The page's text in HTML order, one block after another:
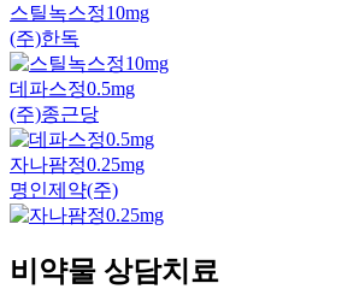
스틸녹스정10mg
(주)한독
데파스정0.5mg
(주)종근당
자나팜정0.25mg
명인제약(주)
비약물 상담치료